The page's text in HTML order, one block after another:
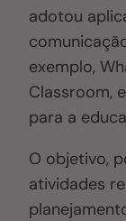
adotou
exemplo,
Classroom,
para a
O objetivo,
atividades